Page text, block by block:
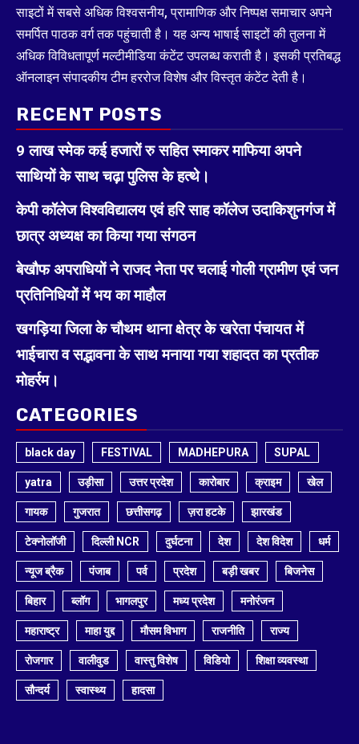
साइटों में सबसे अधिक विश्वसनीय, प्रामाणिक और निष्पक्ष समाचार अपने
समर्पित पाठक वर्ग तक पहुंचाती है। यह अन्य भाषाई साइटों की तुलना में
अधिक विविधतापूर्ण मल्टीमीडिया कंटेंट उपलब्ध कराती है। इसकी प्रतिबद्ध
ऑनलाइन संपादकीय टीम हररोज विशेष और विस्तृत कंटेंट देती है।
RECENT POSTS
9 लाख स्मेक कई हजारों रु सहित स्माकर माफिया अपने
साथियों के साथ चढ़ा पुलिस के हत्थे।
केपी कॉलेज विश्वविद्यालय एवं हरि साह कॉलेज उदाकिशुनगंज में
छात्र अध्यक्ष का किया गया संगठन
बेखौफ अपराधियों ने राजद नेता पर चलाई गोली ग्रामीण एवं जन
प्रतिनिधियों में भय का माहौल
खगड़िया जिला के चौथम थाना क्षेत्र के खरेता पंचायत में
भाईचारा व सद्भावना के साथ मनाया गया शहादत का प्रतीक
मोहर्रम।
CATEGORIES
black day FESTIVAL MADHEPURA SUPAL
yatra उड़ीसा उत्तर प्रदेश कारोबार क्राइम खेल
गायक गुजरात छत्तीसगढ़ ज़रा हटके झारखंड
टेक्नोलॉजी दिल्ली NCR दुर्घटना देश देश विदेश धर्म
न्यूज ब्रैक पंजाब पर्व प्रदेश बड़ी खबर बिजनेस
बिहार ब्लॉग भागलपुर मध्य प्रदेश मनोरंजन
महाराष्ट्र माहा युद्द मौसम विभाग राजनीति राज्य
रोजगार वालीवुड वास्तु विशेष विडियो शिक्षा व्यवस्था
सौन्दर्य स्वास्थ्य हादसा